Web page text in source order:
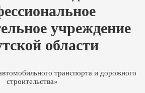
учреждение
области
транспорта и дорожного
строительства»